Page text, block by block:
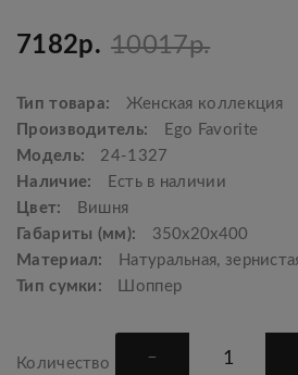
7182р. 10017р.
Тип товара:
Женская коллекция
Производитель:
Ego Favorite
Модель:
24-1327
Наличие:
Есть в наличии
Цвет:
Вишня
Габариты (мм):
350х20х400
Материал:
Натуральная,
Тип сумки:
Шоппер
Количество